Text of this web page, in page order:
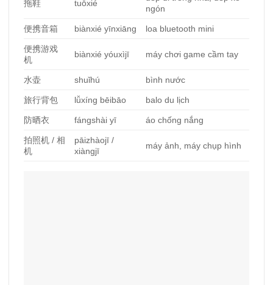
拖鞋 tuōxié
ngón
便携音箱 biànxié yīnxiāng loa bluetooth mini
便携游戏
机
biànxié yóuxìjī máy chơi game cầm tay
水壶 shuǐhú bình nước
旅行背包 lǚxíng bēibāo balo du lịch
防晒衣 fángshài yī áo chống nắng
拍照机 / 相
机
pāizhàojī /
xiàngjī
máy ảnh, máy chụp hình